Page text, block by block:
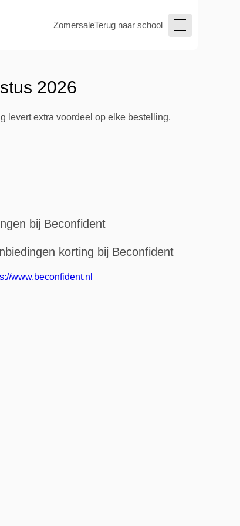
ZomersaleTerug naar school
2026
levert extra voordeel op elke bestelling.
bij Beconfident
korting bij Beconfident
www.beconfident.nl